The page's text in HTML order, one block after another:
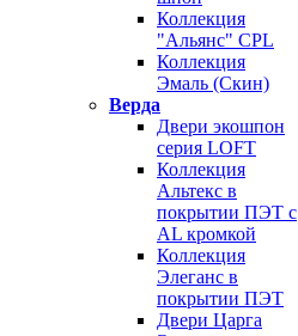
Коллекция
"Альянс" CPL
Коллекция
Эмаль (Скин)
Верда
Двери экошпон
серия LOFT
Коллекция
Альтекс в
покрытии ПЭТ с
AL кромкой
Коллекция
Элеганс в
покрытии ПЭТ
Двери Царга